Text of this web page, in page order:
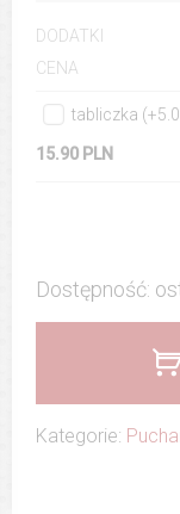
DODATKI
CENA
tabliczka
15.90 PLN
Dostępność:
Kategorie: